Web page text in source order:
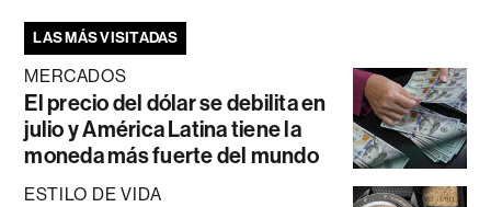
LAS MÁS VISITADAS
MERCADOS
El precio del dólar se debilita en
julio y América Latina tiene la
moneda más fuerte del mundo
ESTILO DE VIDA